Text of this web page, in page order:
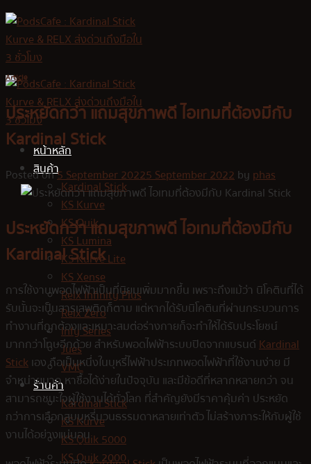
Skip
to
content
หน้าหลัก
สินค้า
Kardinal Stick
KS Kurve
KS Quik
KS Lumina
KS Kurve Lite
KS Xense
Relx Infinity Plus
Relx Zero
Infy Series
Jues
VMC
ร้านค้า
Kardinal Stick
KS Kurve
KS Quik 5000
KS Quik 2000
Article
ประหยัดกว่า แถมสุขภาพดี ไอเทมที่ต้องมีกับ
Kardinal Stick
Posted on5 September 20225 September 2022by phas
ประหยัดกว่า แถมสุขภาพดี ไอเทมที่ต้องมีกับ
Kardinal Stick
การใช้งานพอดไฟฟ้าเป็นที่นิยมเพิ่มมากขึ้น เพราะถึงแม้ว่า นิโคตินที่ได้
รับนั้นจะเป็นสารเสพติดก็ตาม แต่หากได้รับนิโคตินที่ผ่านกระบวนการ
ทำงานที่ถูกต้องและเหมาะสมต่อร่างกายก็จะทำให้ได้รับประโยชน์
มากกว่าโทษอีกด้วย สำหรับพอดไฟฟ้าระบบปิดจากแบรนด์Kardinal
Stickเอง ถือเป็นหนึ่งในบุหรี่ไฟฟ้าประเภทพอดไฟฟ้าที่ใช้งานง่าย มี
จำหน่ายมาก หาซื้อได้ง่ายในปัจจุบัน และมีข้อดีที่หลากหลายกว่า จน
สามารถชนะใจผู้ใช้งานได้ทั่วโลก ที่สำคัญยังมีราคาคุ้มค่า ประหยัด
กว่าการเลือกสูบบุหรี่มวนธรรมดาหลายเท่าตัว ไม่สร้างภาระให้กับผู้ใช้
งานได้อย่างแน่นอน